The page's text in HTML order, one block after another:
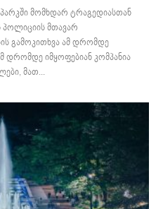
პარკში მომხდარ ტრაგედიასთან
პოლიციის მთავარ
გამოკითხვა ამ დრომდე
დრომდე იმყოფებიან კომპანია
მათ...